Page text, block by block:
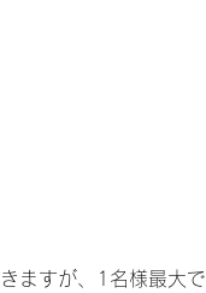
ますが、1名様最大で